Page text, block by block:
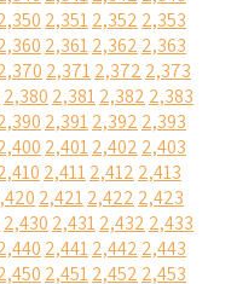
2,3512,352 2,353
2,3612,362 2,363
2,3712,372 2,373
2,380 2,3812,382 2,383
2,3912,392 2,393
2,4012,402 2,403
2,4112,412 2,413
2,4212,422 2,423
2,430 2,4312,432 2,433
2,4412,442 2,443
2,4512,452 2,453